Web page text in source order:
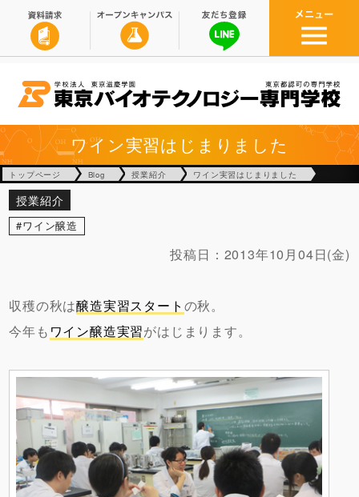
ワイン実習はじまりました
トップページ Blog 授業紹介 ワイン実習はじまりました
授業紹介
ワイン醸造
投稿日： 2013年10月04日(金)
収穫の秋は醸造実習スタート の秋。
今年も ワイン醸造実習がはじまります。